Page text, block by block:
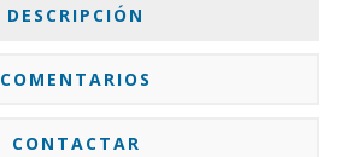
DESCRIPCIÓN
COMENTARIOS
CONTACTAR